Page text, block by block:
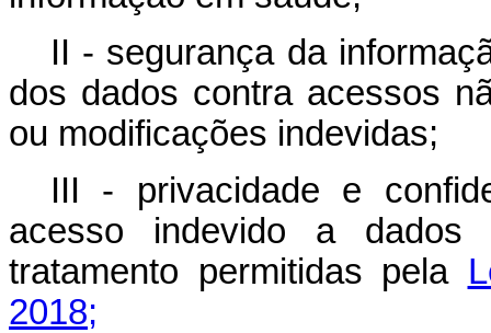
II - segurança da
dos dados contra acessos
ou modificações indevidas;
III - privacidade e
acesso indevido a
tratamento permitidas pela
2018;